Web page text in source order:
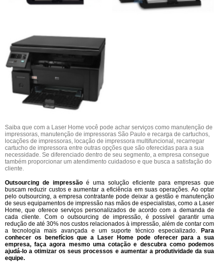
Saiba que com a Laser Home você pode achar serviços como manutenção de
impressoras, manutenção de impressoras São Paulo e recarga de cartuchos,
locações de impressoras, locação de impressora multifuncional, recarregar
cartucho de impressora entre outras opções que são oferecidas para a sua
necessidade. Se diferenciado dentro de seu segmento, a empresa consegue
também proporcionar um atendimento cuidadoso e que busca a satisfação do
cliente.
Outsourcing de impressão é uma solução eficiente para empresas que
buscam reduzir custos e aumentar a eficiência em suas operações. Ao optar
pelo outsourcing, a empresa contratante pode deixar a gestão e manutenção
de seus equipamentos de impressão nas mãos de especialistas, como a Laser
Home, que oferece serviços personalizados de acordo com a demanda de
cada cliente. Com o outsourcing de impressão, é possível garantir uma
redução de até 30% nos custos relacionados à impressão, além de contar com
a tecnologia mais avançada e um suporte técnico especializado. Para
conhecer os benefícios que a Laser Home pode oferecer para a sua
empresa, faça agora mesmo uma cotação e descubra como podemos
ajudá-lo a otimizar os seus processos e aumentar a produtividade da sua
equipe.